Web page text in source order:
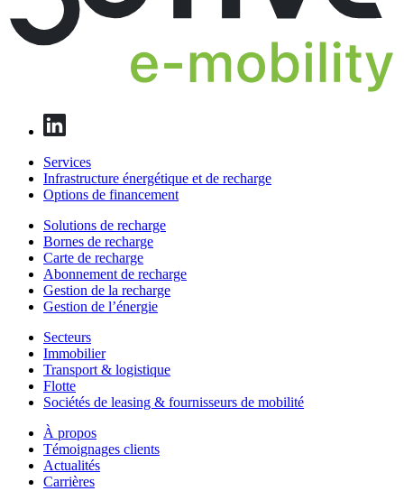
Services
Infrastructure énergétique et de recharge
Options de financement
Solutions de recharge
Bornes de recharge
Carte de recharge
Abonnement de recharge
Gestion de la recharge
Gestion de l’énergie
Secteurs
Immobilier
Transport & logistique
Flotte
Sociétés de leasing & fournisseurs de mobilité
À propos
Témoignages clients
Actualités
Carrières